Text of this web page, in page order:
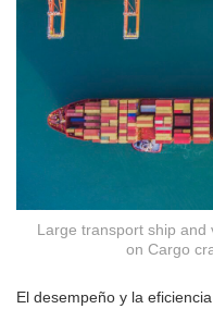
Large transport ship and
on Cargo
El desempeño y la